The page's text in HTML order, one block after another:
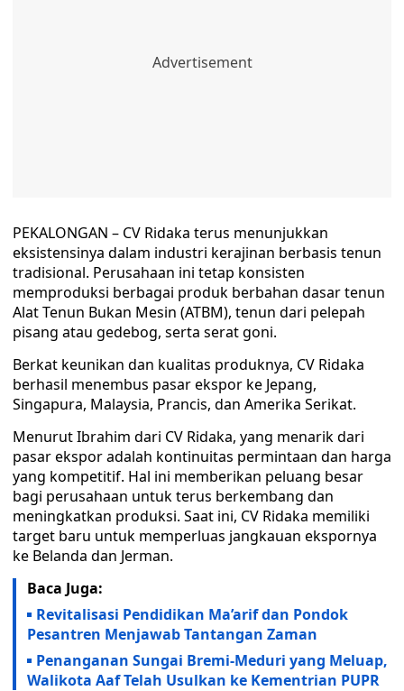
PEKALONGAN – CV Ridaka terus menunjukkan
eksistensinya dalam industri kerajinan berbasis tenun
tradisional. Perusahaan ini tetap konsisten
memproduksi berbagai produk berbahan dasar tenun
Alat Tenun Bukan Mesin (ATBM), tenun dari pelepah
pisang atau gedebog, serta serat goni.
Berkat keunikan dan kualitas produknya, CV Ridaka
berhasil menembus pasar ekspor ke Jepang,
Singapura, Malaysia, Prancis, dan Amerika Serikat.
Menurut Ibrahim dari CV Ridaka, yang menarik dari
pasar ekspor adalah kontinuitas permintaan dan harga
yang kompetitif. Hal ini memberikan peluang besar
bagi perusahaan untuk terus berkembang dan
meningkatkan produksi. Saat ini, CV Ridaka memiliki
target baru untuk memperluas jangkauan ekspornya
ke Belanda dan Jerman.
Baca Juga:
Revitalisasi Pendidikan Ma’arif dan Pondok
Pesantren Menjawab Tantangan Zaman
Penanganan Sungai Bremi-Meduri yang Meluap,
Walikota Aaf Telah Usulkan ke Kementrian PUPR